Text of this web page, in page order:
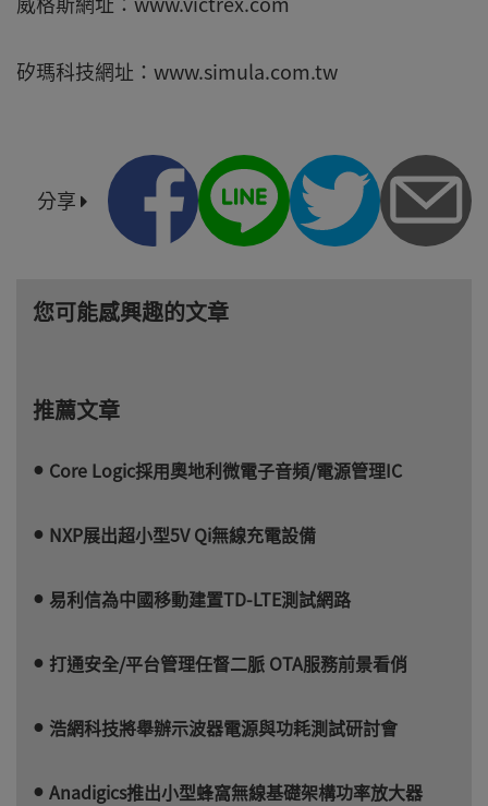
矽瑪科技網址：www.simula.com.tw
分享
您可能感興趣的文章
推薦文章
Core Logic採用奧地利微電子音頻/電源管理IC
NXP展出超小型5V Qi無線充電設備
易利信為中國移動建置TD-LTE測試網路
打通安全/平台管理任督二脈 OTA服務前景看俏
浩網科技將舉辦示波器電源與功耗測試研討會
Anadigics推出小型蜂窩無線基礎架構功率放大器